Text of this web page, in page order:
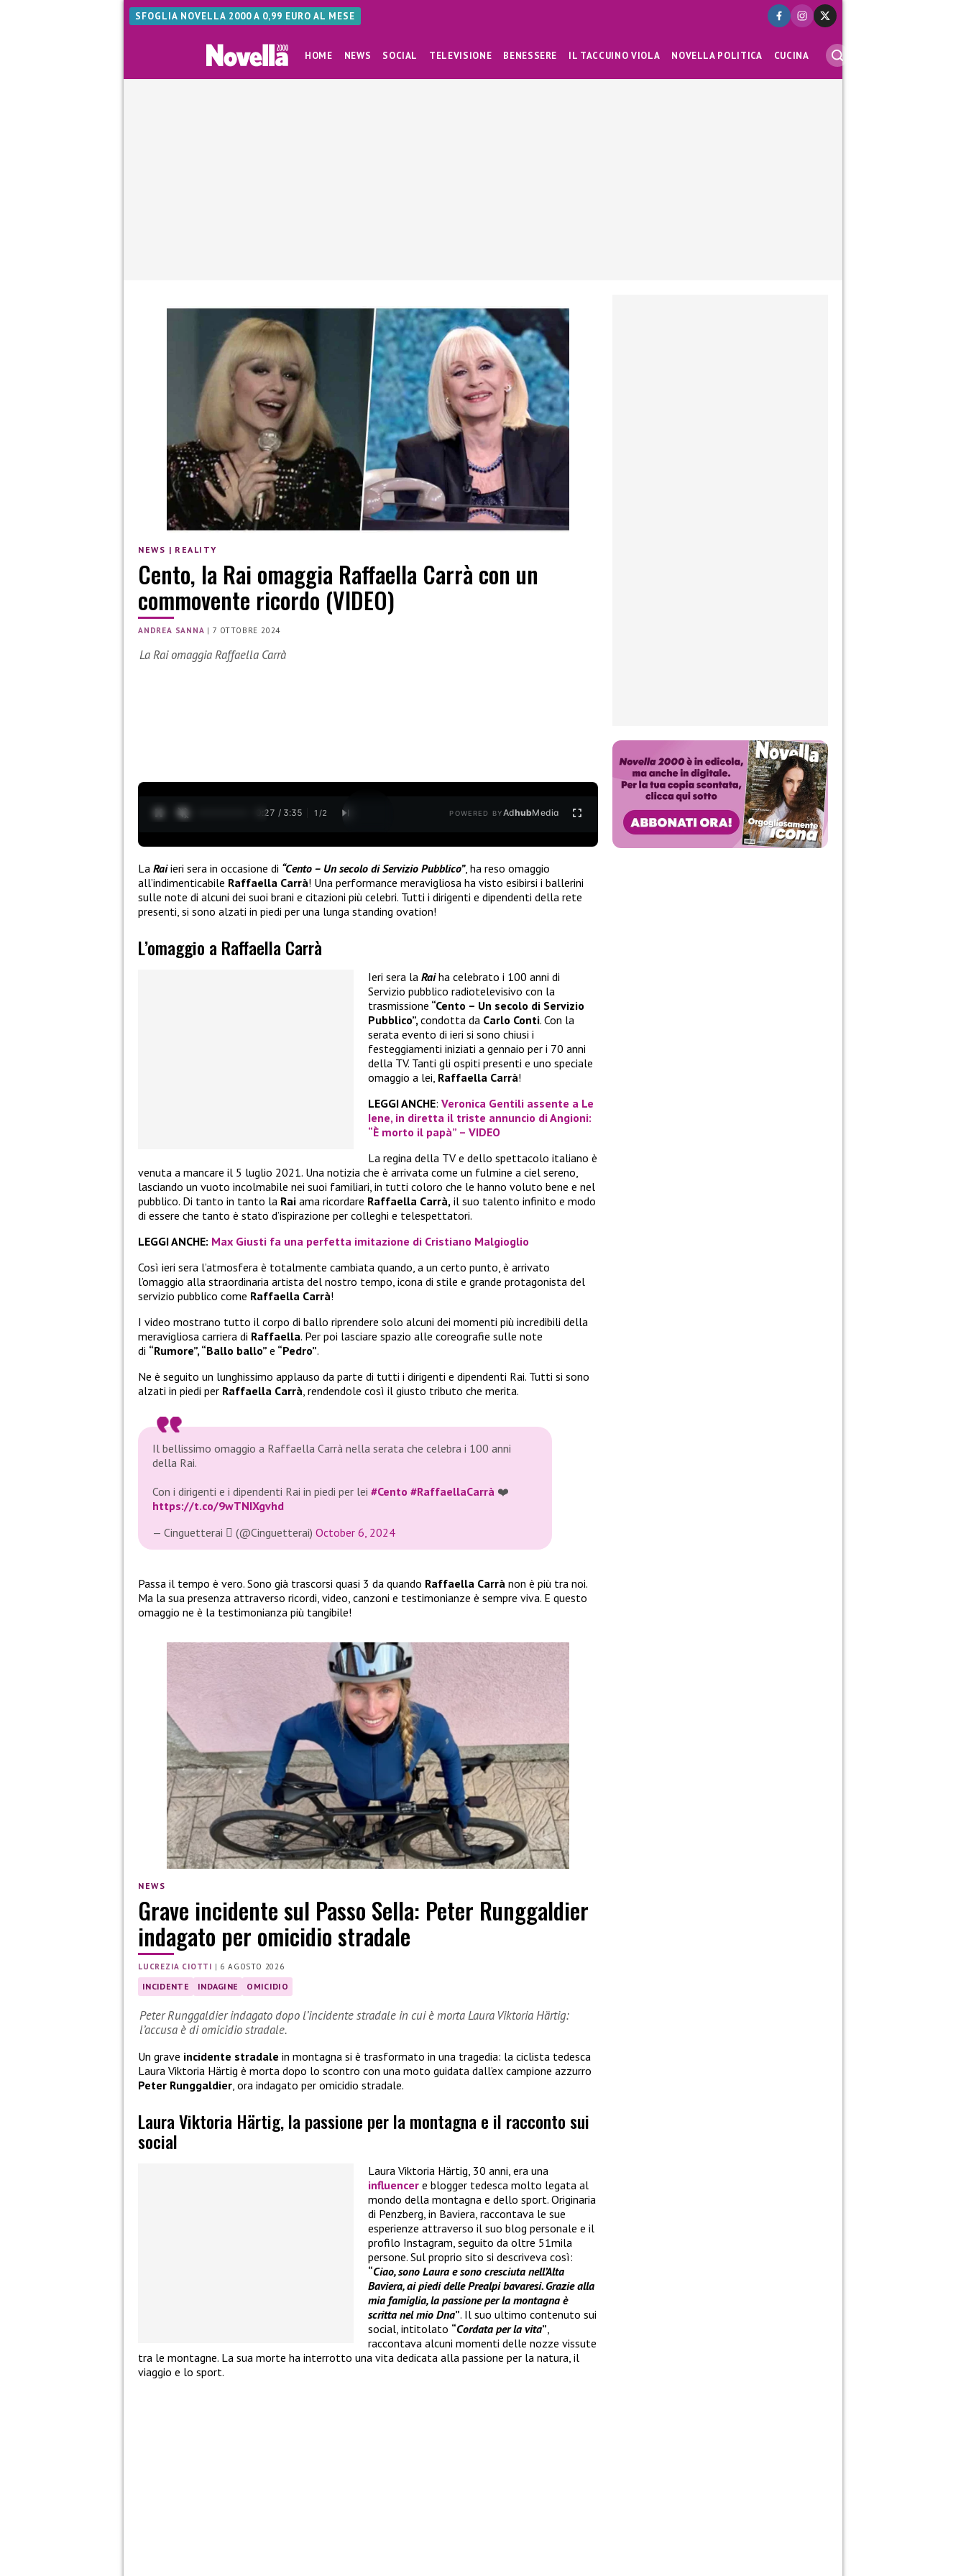
SFOGLIA NOVELLA 2000 A 0,99 EURO AL MESE
HOME NEWS SOCIAL TELEVISIONE BENESSERE IL TACCUINO VIOLA NOVELLA POLITICA CUCINA
NEWS | REALITY
Cento, la Rai omaggia Raffaella Carrà con un
commovente ricordo (VIDEO)
ANDREA SANNA |7 OTTOBRE 2024
La Rai omaggia Raffaella Carrà
0:28 / 3:35 1 /2 POWERED BYAdhubMedia
La Raiieri sera in occasione di “Cento – Un secolo di Servizio Pubblico”, ha reso omaggio
all’indimenticabile Raffaella Carrà! Una performance meravigliosa ha visto esibirsi i ballerini
sulle note di alcuni dei suoi brani e citazioni più celebri. Tutti i dirigenti e dipendenti della rete
presenti, si sono alzati in piedi per una lunga standing ovation!
L’omaggio a Raffaella Carrà
Ieri sera la Raiha celebrato i 100 anni di
Servizio pubblico radiotelevisivo con la
trasmissione “Cento – Un secolo di Servizio
Pubblico”,condotta da Carlo Conti. Con la
serata evento di ieri si sono chiusi i
festeggiamenti iniziati a gennaio per i 70 anni
della TV. Tanti gli ospiti presenti e uno speciale
omaggio a lei, Raffaella Carrà!
LEGGI ANCHE: Veronica Gentili assente a Le
Iene, in diretta il triste annuncio di Angioni:
“È morto il papà” – VIDEO
La regina della TV e dello spettacolo italiano è
venuta a mancare il 5 luglio 2021. Una notizia che è arrivata come un fulmine a ciel sereno,
lasciando un vuoto incolmabile nei suoi familiari, in tutti coloro che le hanno voluto bene e nel
pubblico. Di tanto in tanto la Rai ama ricordare Raffaella Carrà, il suo talento infinito e modo
di essere che tanto è stato d’ispirazione per colleghi e telespettatori.
LEGGI ANCHE: Max Giusti fa una perfetta imitazione di Cristiano Malgioglio
Così ieri sera l’atmosfera è totalmente cambiata quando, a un certo punto, è arrivato
l’omaggio alla straordinaria artista del nostro tempo, icona di stile e grande protagonista del
servizio pubblico come Raffaella Carrà!
I video mostrano tutto il corpo di ballo riprendere solo alcuni dei momenti più incredibili della
meravigliosa carriera di Raffaella. Per poi lasciare spazio alle coreografie sulle note
di “Rumore”, “Ballo ballo” e “Pedro”.
Ne è seguito un lunghissimo applauso da parte di tutti i dirigenti e dipendenti Rai. Tutti si sono
alzati in piedi per Raffaella Carrà, rendendole così il giusto tributo che merita.
Il bellissimo omaggio a Raffaella Carrà nella serata che celebra i 100 anni
della Rai.
Con i dirigenti e i dipendenti Rai in piedi per lei #Cento #RaffaellaCarrà ❤️
https://t.co/9wTNIXgvhd
— Cinguetterai  (@Cinguetterai) October 6, 2024
Passa il tempo è vero. Sono già trascorsi quasi 3 da quando Raffaella Carrà non è più tra noi.
Ma la sua presenza attraverso ricordi, video, canzoni e testimonianze è sempre viva. E questo
omaggio ne è la testimonianza più tangibile!
NEWS
Grave incidente sul Passo Sella: Peter Runggaldier
indagato per omicidio stradale
LUCREZIA CIOTTI | 6 AGOSTO 2026
INCIDENTE INDAGINE OMICIDIO
Peter Runggaldier indagato dopo l’incidente stradale in cui è morta Laura Viktoria Härtig:
l’accusa è di omicidio stradale.
Un grave incidente stradale in montagna si è trasformato in una tragedia: la ciclista tedesca
Laura Viktoria Härtig è morta dopo lo scontro con una moto guidata dall’ex campione azzurro
Peter Runggaldier , ora indagato per omicidio stradale.
Laura Viktoria Härtig, la passione per la montagna e il racconto sui
social
Laura Viktoria Härtig, 30 anni, era una
influencer e blogger tedesca molto legata al
mondo della montagna e dello sport. Originaria
di Penzberg, in Baviera, raccontava le sue
esperienze attraverso il suo blog personale e il
profilo Instagram, seguito da oltre 51mila
persone. Sul proprio sito si descriveva così:
“Ciao, sono Laura e sono cresciuta nell’Alta
Baviera, ai piedi delle Prealpi bavaresi. Grazie alla
mia famiglia, la passione per la montagna è
scritta nel mio Dna”. Il suo ultimo contenuto sui
social, intitolato “Cordata per la vita”,
raccontava alcuni momenti delle nozze vissute
tra le montagne. La sua morte ha interrotto una vita dedicata alla passione per la natura, il
viaggio e lo sport.